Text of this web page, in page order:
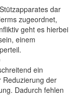
dar
zugeordnet,
geht es hierbei
einem
ein
Reduzierung der
Dadurch fehlen